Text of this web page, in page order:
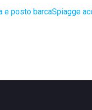
e posto barcaSpiagge